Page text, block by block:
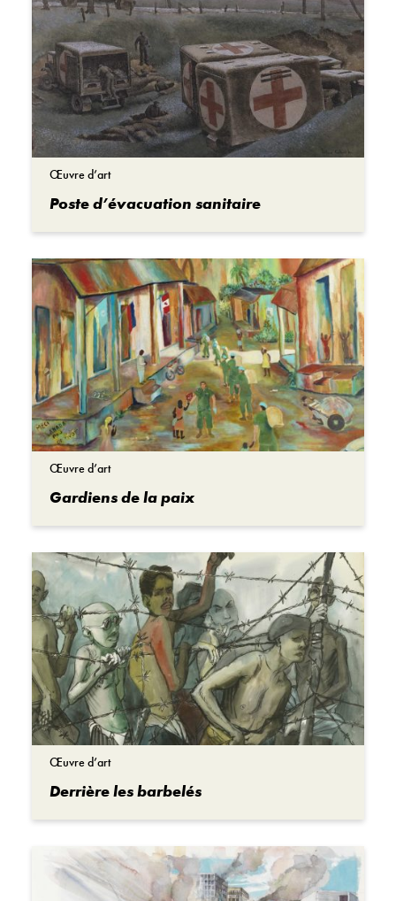
Œuvre d’art
Poste d’évacuation sanitaire
Œuvre d’art
Gardiens de la paix
Œuvre d’art
Derrière les barbelés